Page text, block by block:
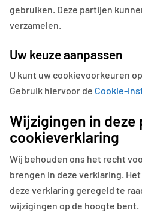
gebruiken. Deze partijen
verzamelen.
Uw keuze aanpassen
U kunt uw cookievoorkeuren
Gebruik hiervoor de Cookie-
Wijzigingen in deze
cookieverklaring
Wij behouden ons het recht
brengen in deze verklaring.
deze verklaring geregeld te
wijzigingen op de hoogte bent.